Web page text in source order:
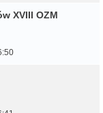
XVIII OZM